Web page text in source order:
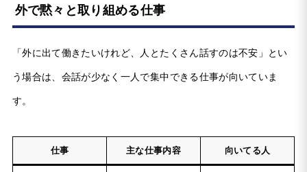
外で黙々と取り組める仕事
「外に出て働きたいけれど、人とたくさん話すのは不安」とい
う場合は、会話が少なく一人で集中できる仕事が向いていま
す。
仕事 主な仕事内容 向いてる人